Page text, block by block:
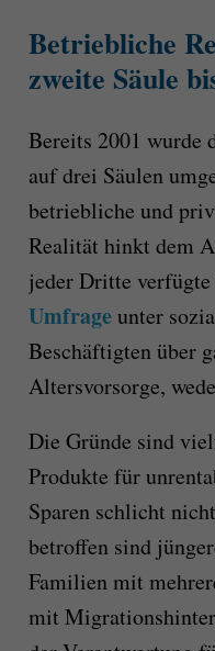
Betriebliche
zweite Säule
Bereits 2001 wurde
auf drei Säulen
betriebliche und
Realität hinkt dem
jeder Dritte
Umfrageunter
Beschäftigten über
Altersvorsorge,
Die Gründe sind
Produkte für
Sparen schlicht
betroffen sind
Familien mit
mit